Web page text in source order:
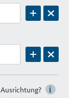
Ausrichtung?